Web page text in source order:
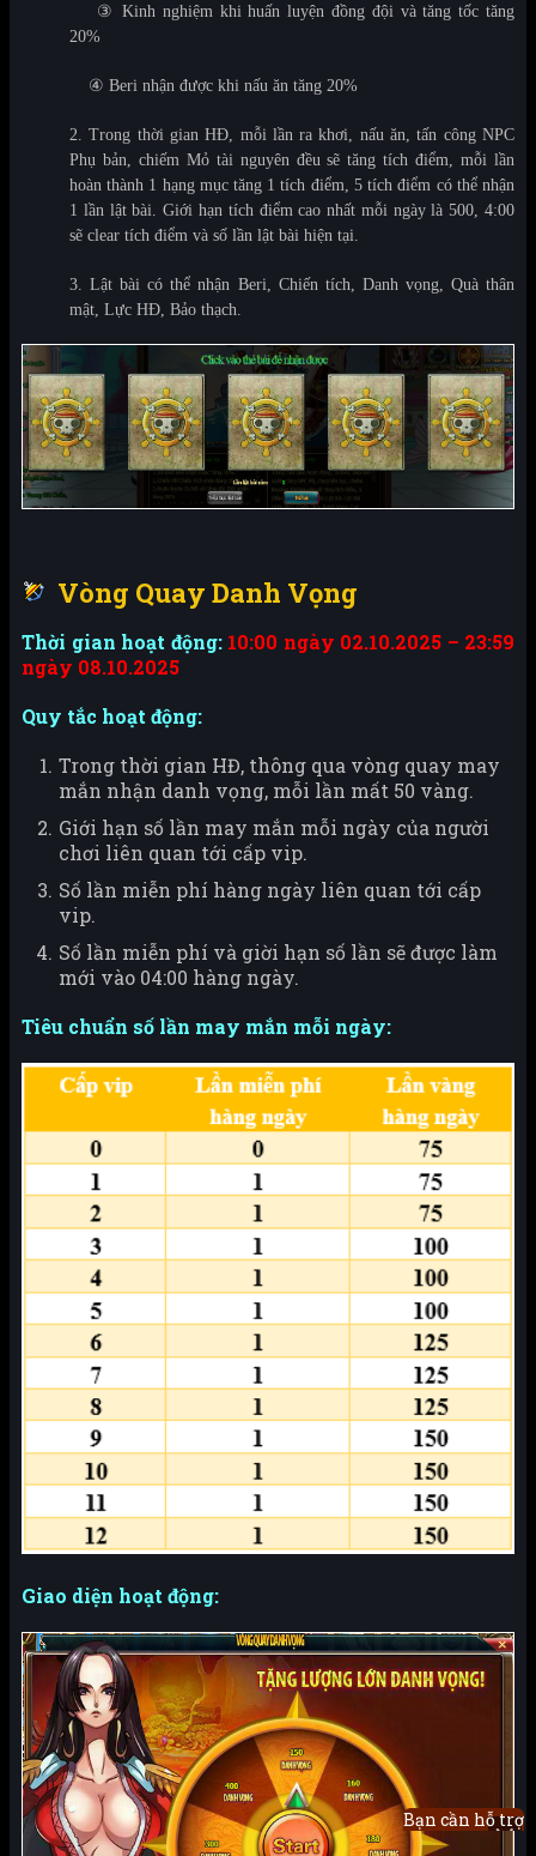
③ Kinh nghiệm khi huấn luyện đồng đội và tăng tốc tăng
20%
④ Beri nhận được khi nấu ăn tăng 20%
2. Trong thời gian HĐ, mỗi lần ra khơi, nấu ăn, tấn công NPC
Phụ bản, chiếm Mỏ tài nguyên đều sẽ tăng tích điểm, mỗi lần
hoàn thành 1 hạng mục tăng 1 tích điểm, 5 tích điểm có thể nhận
1 lần lật bài. Giới hạn tích điểm cao nhất mỗi ngày là 500, 4:00
sẽ clear tích điểm và số lần lật bài hiện tại.
3. Lật bài có thể nhận Beri, Chiến tích, Danh vọng, Quà thân
mật, Lực HĐ, Bảo thạch.
Vòng Quay Danh Vọng
Thời gian hoạt động: 10:00 ngày 02.10.2025 – 23:59
ngày 08.10.2025
Quy tắc hoạt động:
Trong thời gian HĐ, thông qua vòng quay may
mắn nhận danh vọng, mỗi lần mất 50 vàng.
Giới hạn số lần may mắn mỗi ngày của người
chơi liên quan tới cấp vip.
Số lần miễn phí hàng ngày liên quan tới cấp
vip.
Số lần miễn phí và giời hạn số lần sẽ được làm
mới vào 04:00 hàng ngày.
Tiêu chuẩn số lần may mắn mỗi ngày:
Giao diện hoạt động:
Bạn cần hỗ trợ